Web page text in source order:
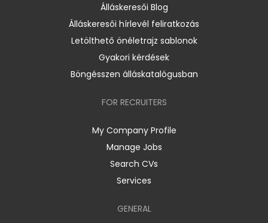
Álláskeresői Blog
Álláskeresői hírlevél feliratkozás
Letölthető önéletrajz sablonok
Gyakori kérdések
Böngésszen álláskatalógusban
FOR RECRUITERS
My Company Profile
Manage Jobs
Search CVs
Services
GENERAL